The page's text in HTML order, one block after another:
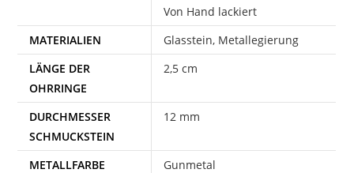
Von Hand lackiert
MATERIALIEN
Glasstein, Metallegierung
LÄNGE DER
OHRRINGE
2,5 cm
DURCHMESSER
SCHMUCKSTEIN
12 mm
METALLFARBE Gunmetal